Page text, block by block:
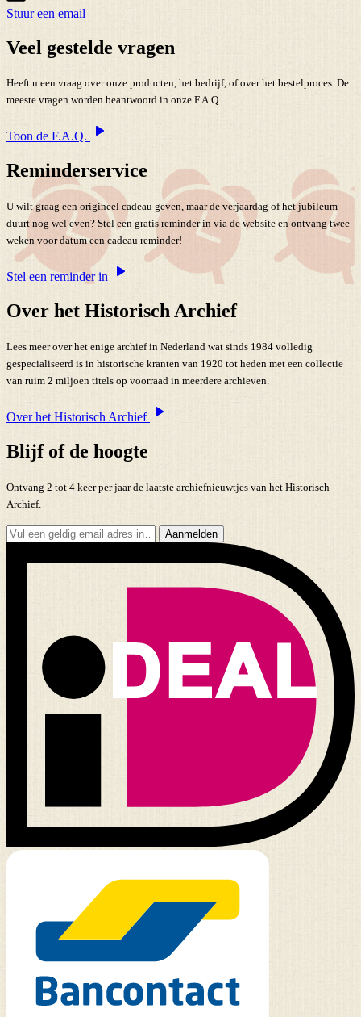
Stuur een email
Veel gestelde vragen
Heeft u een vraag over onze producten, het bedrijf, of over het bestelproces. De
meeste vragen worden beantwoord in onze F.A.Q.
Toon de F.A.Q.
Reminderservice
U wilt graag een origineel cadeau geven, maar de verjaardag of het jubileum
duurt nog wel even? Stel een gratis reminder in via de website en ontvang twee
weken voor datum een cadeau reminder!
Stel een reminder in
Over het Historisch Archief
Lees meer over het enige archief in Nederland wat sinds 1984 volledig
gespecialiseerd is in historische kranten van 1920 tot heden met een collectie
van ruim 2 miljoen titels op voorraad in meerdere archieven.
Over het Historisch Archief
Blijf of de hoogte
Ontvang 2 tot 4 keer per jaar de laatste archiefnieuwtjes van het Historisch
Archief.
Aanmelden